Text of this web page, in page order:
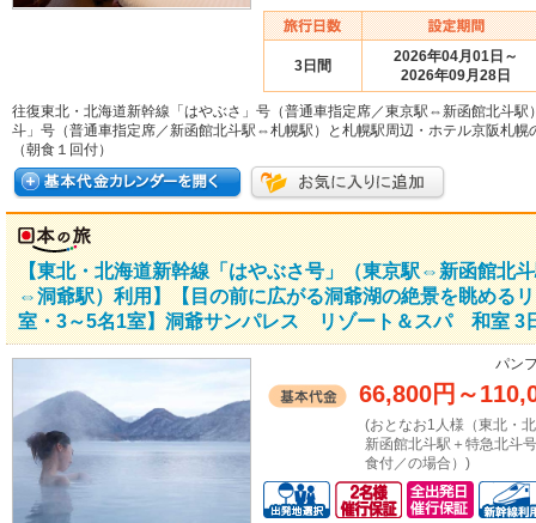
3日間
2026年04月01日～
2026年09月28日
往復東北・北海道新幹線「はやぶさ」号（普通車指定席／東京駅⇔新函館北斗駅
斗」号（普通車指定席／新函館北斗駅⇔札幌駅）と札幌駅周辺・ホテル京阪札幌
（朝食１回付）
【東北・北海道新幹線「はやぶさ号」（東京駅⇔新函館北
⇔洞爺駅）利用】【目の前に広がる洞爺湖の絶景を眺める
室・3～5名1室】洞爺サンパレス リゾート＆スパ 和室 3
パン
66,800円 ～
(おとなお1人様（東北・
新函館北斗駅＋特急北斗
食付／の場合）)